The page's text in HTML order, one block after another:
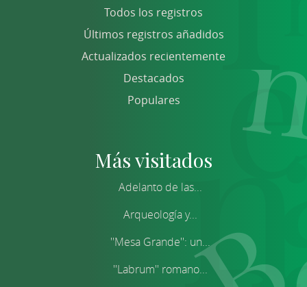
Todos los registros
Últimos registros añadidos
Actualizados recientemente
Destacados
Populares
Más visitados
Adelanto de las...
Arqueología y...
''Mesa Grande'': un...
''Labrum'' romano...